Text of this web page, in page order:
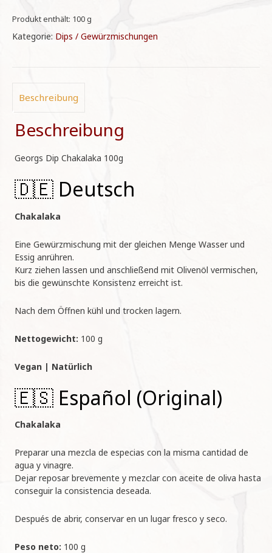
Menge
Produkt enthält: 100g
Kategorie: Dips / Gewürzmischungen
Beschreibung
Beschreibung
Georgs Dip Chakalaka 100g
🇩🇪 Deutsch
Chakalaka
Eine Gewürzmischung mit der gleichen Menge Wasser und
Essig anrühren.
Kurz ziehen lassen und anschließend mit Olivenöl vermischen,
bis die gewünschte Konsistenz erreicht ist.
Nach dem Öffnen kühl und trocken lagern.
Nettogewicht: 100 g
Vegan | Natürlich
🇪🇸 Español (Original)
Chakalaka
Preparar una mezcla de especias con la misma cantidad de
agua y vinagre.
Dejar reposar brevemente y mezclar con aceite de oliva hasta
conseguir la consistencia deseada.
Después de abrir, conservar en un lugar fresco y seco.
Peso neto: 100 g